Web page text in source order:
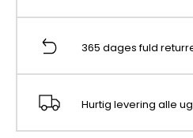
365 dages fuld
Hurtig levering alle